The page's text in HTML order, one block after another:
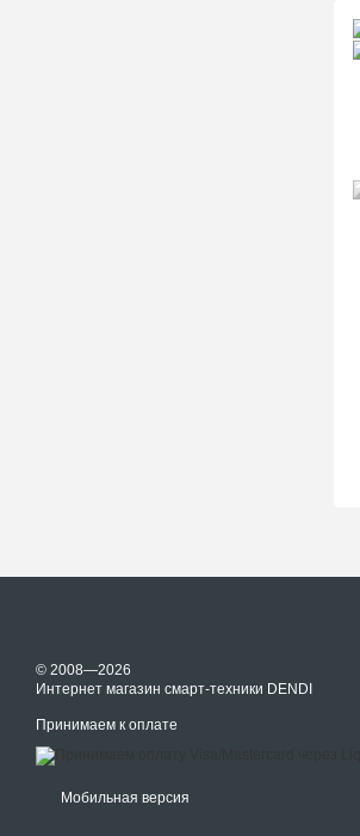
© 2008—2026
Интернет магазин смарт-техники DENDI
Принимаем к оплате
Мобильная версия